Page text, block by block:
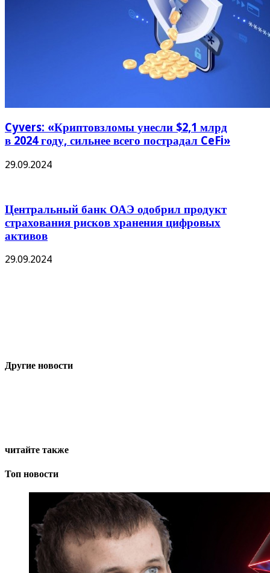
Cyvers: «Криптовзломы унесли $2,1 млрд
в 2024 году, сильнее всего пострадал CeFi»
29.09.2024
Центральный банк ОАЭ одобрил продукт
страхования рисков хранения цифровых
активов
29.09.2024
Другие новости
читайте также
Топ новости